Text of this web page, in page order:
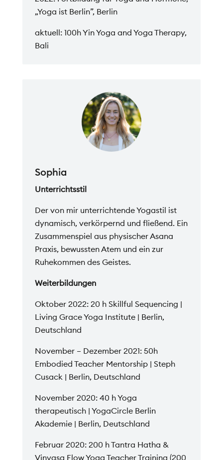
„Yoga ist Berlin”, Berlin
aktuell: 100h Yin Yoga and Yoga Therapy,
Bali
Sophia
Unterrichtsstil
Der von mir unterrichtende Yogastil ist
dynamisch, verkörpernd und fließend. Ein
Zusammenspiel aus physischer Asana
Praxis, bewussten Atem und ein zur
Ruhekommen des Geistes.
Weiterbildungen
Oktober 2022: 20 h Skillful Sequencing |
Living Grace Yoga Institute | Berlin,
Deutschland
November – Dezember 2021: 50h
Embodied Teacher Mentorship | Steph
Cusack | Berlin, Deutschland
November 2020: 40 h Yoga
therapeutisch | YogaCircle Berlin
Akademie | Berlin, Deutschland
Februar 2020: 200 h Tantra Hatha &
Vinyasa Flow Yoga Teacher Training (200